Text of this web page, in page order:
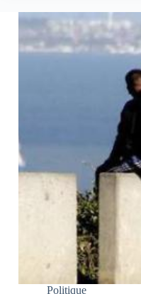
Politique